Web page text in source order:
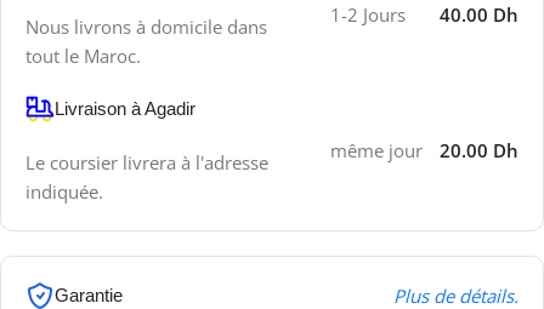
Nous livrons à domicile dans
tout le Maroc.
1-2 Jours 40.00 Dh
Livraison à Agadir
Le coursier livrera à l'adresse
indiquée.
même jour 20.00 Dh
Garantie Plus de détails.